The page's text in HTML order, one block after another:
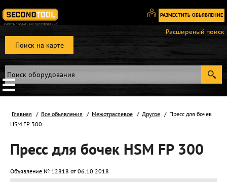
РАЗМЕСТИТЬ ОБЬЯВЛЕНИЕ
Вход
Регистрация
Поиск на карте
Расширеный поиск
Главная Все объявления Межотраслевое Другое
Пресс для бочек
HSM FP 300
Пресс для бочек HSM FP 300
Объявление № 12818 от 06.10.2018